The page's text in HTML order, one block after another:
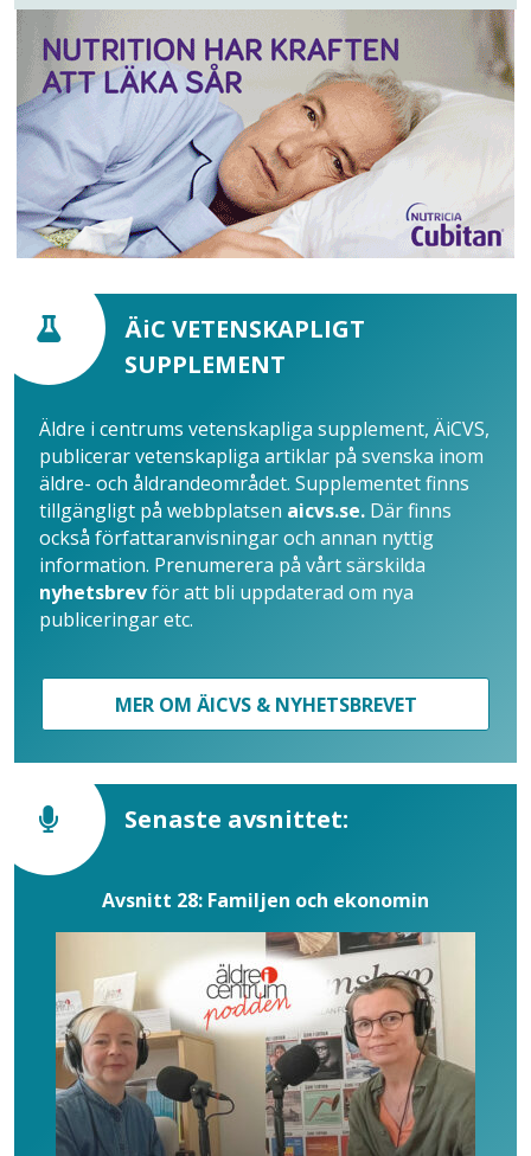
ÄiC VETENSKAPLIGT
SUPPLEMENT
Äldre i centrums vetenskapliga supplement, ÄiCVS,
publicerar vetenskapliga artiklar på svenska inom
äldre- och åldrandeområdet. Supplementet finns
tillgängligt på webbplatsen aicvs.se. Där finns
också författaranvisningar och annan nyttig
information. Prenumerera på vårt särskilda
nyhetsbrevför att bli uppdaterad om nya
publiceringar etc.
MER OM ÄICVS & NYHETSBREVET
Senaste avsnittet:
Avsnitt 28: Familjen och ekonomin